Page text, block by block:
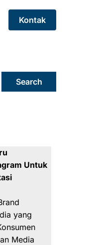
Kontak
Search
Untuk
yang
Media